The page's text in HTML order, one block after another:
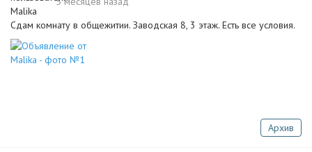
Сдам комнату в общежитии. Заводская 8, 3 этаж. Есть все условия.
Архив